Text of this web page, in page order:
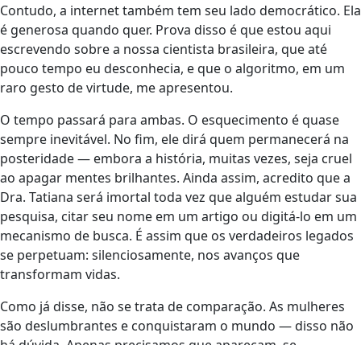
Contudo, a internet também tem seu lado democrático. Ela
é generosa quando quer. Prova disso é que estou aqui
escrevendo sobre a nossa cientista brasileira, que até
pouco tempo eu desconhecia, e que o algoritmo, em um
raro gesto de virtude, me apresentou.
O tempo passará para ambas. O esquecimento é quase
sempre inevitável. No fim, ele dirá quem permanecerá na
posteridade — embora a história, muitas vezes, seja cruel
ao apagar mentes brilhantes. Ainda assim, acredito que a
Dra. Tatiana será imortal toda vez que alguém estudar sua
pesquisa, citar seu nome em um artigo ou digitá-lo em um
mecanismo de busca. É assim que os verdadeiros legados
se perpetuam: silenciosamente, nos avanços que
transformam vidas.
Como já disse, não se trata de comparação. As mulheres
são deslumbrantes e conquistaram o mundo — disso não